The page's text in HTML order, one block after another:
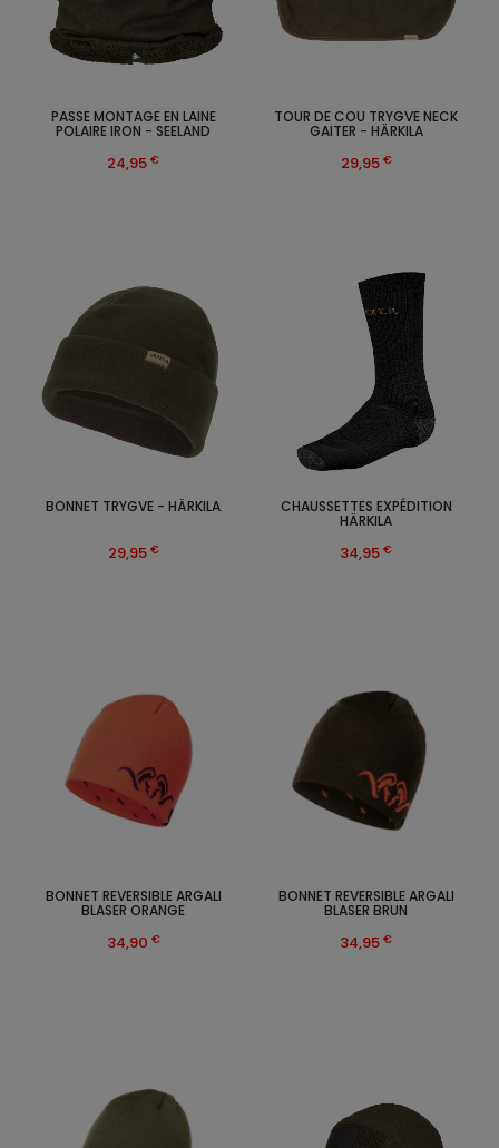
CHAUSSETTES EXPÉDITION
HÄRKILA
34,95 €
BONNET REVERSIBLE ARGALI
BLASER ORANGE
34,90 €
BONNET REVERSIBLE ARGALI
BLASER BRUN
34,95 €
TOUR DE COU TRYGVE NECK
GAITER - HÄRKILA
29,95 €
BONNET TRYGVE - HÄRKILA
29,95 €
PASSE MONTAGE EN LAINE
POLAIRE IRON - SEELAND
24,95 €